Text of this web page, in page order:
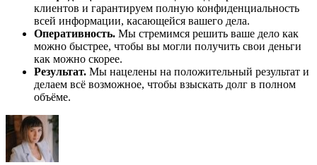
клиентов и гарантируем полную конфиденциальность
всей информации, касающейся вашего дела.
Оперативность. Мы стремимся решить ваше дело как
можно быстрее, чтобы вы могли получить свои деньги
как можно скорее.
Результат. Мы нацелены на положительный результат и
делаем всё возможное, чтобы взыскать долг в полном
объёме.